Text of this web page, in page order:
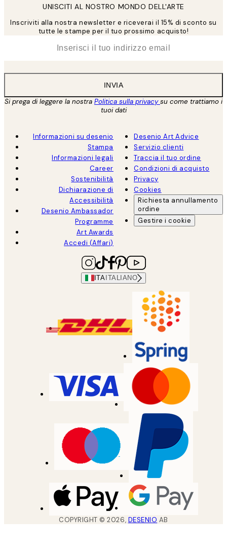
UNISCITI AL NOSTRO MONDO DELL'ARTE
Inscriviti alla nostra newsletter e riceverai il 15% di sconto su
tutte le stampe per il tuo prossimo acquisto!
INVIA
Si prega di leggere la nostra Politica sulla privacysu come trattiamo i
tuoi dati
Informazioni su desenio
Stampa
Informazioni legali
Career
Sostenibilità
Dichiarazione di
Accessibilità
Desenio Ambassador
Programme
Art Awards
Accedi (Affari)
Desenio Art Advice
Servizio clienti
Traccia il tuo ordine
Condizioni di acquisto
Privacy
Cookies
Richiesta annullamento
ordine
Gestire i cookie
ITA ITALIANO
COPYRIGHT ©2026, DESENIO AB